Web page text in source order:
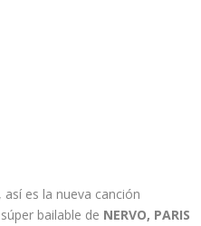
es la nueva canción
bailable de NERVO, PARIS